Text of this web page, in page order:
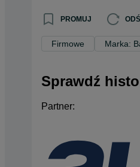
PROMUJ
Firmowe Marka:
Sprawdź
Partner: